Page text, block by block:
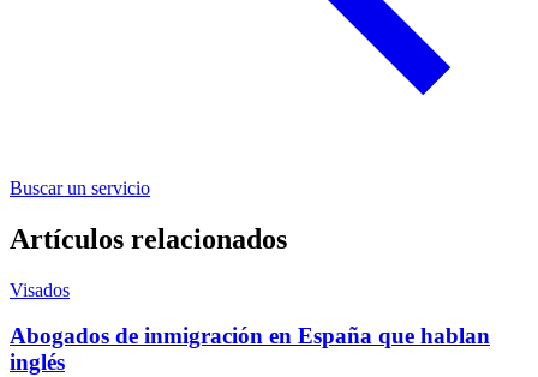
Buscar un servicio
Artículos relacionados
Visados
Abogados de inmigración en España que hablan
inglés